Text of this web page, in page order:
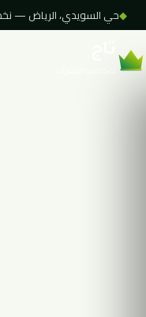
◆حي السويدي، الرياض —